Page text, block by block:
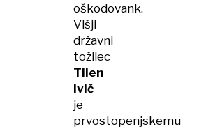
oškodovank.
Višji
državni
tožilec
Tilen
Ivič
je
prvostopenjskemu